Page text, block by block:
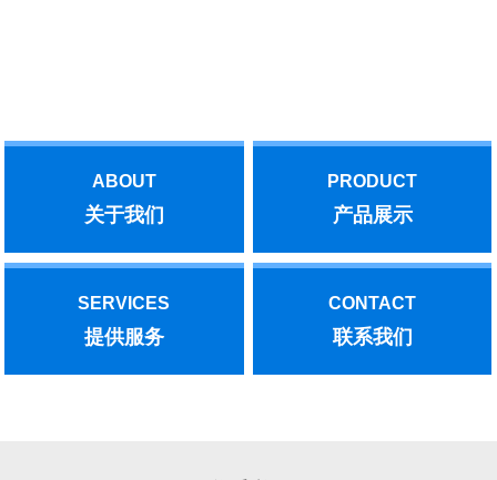
水管灌满水，水泵运转后，在叶轮高速旋转而产生的离心力的作用
文章内容来源于网络，如有问题，请与我们联系！
ABOUT
关于我们
PRODUCT
产品展示
SERVICES
提供服务
CONTACT
联系我们